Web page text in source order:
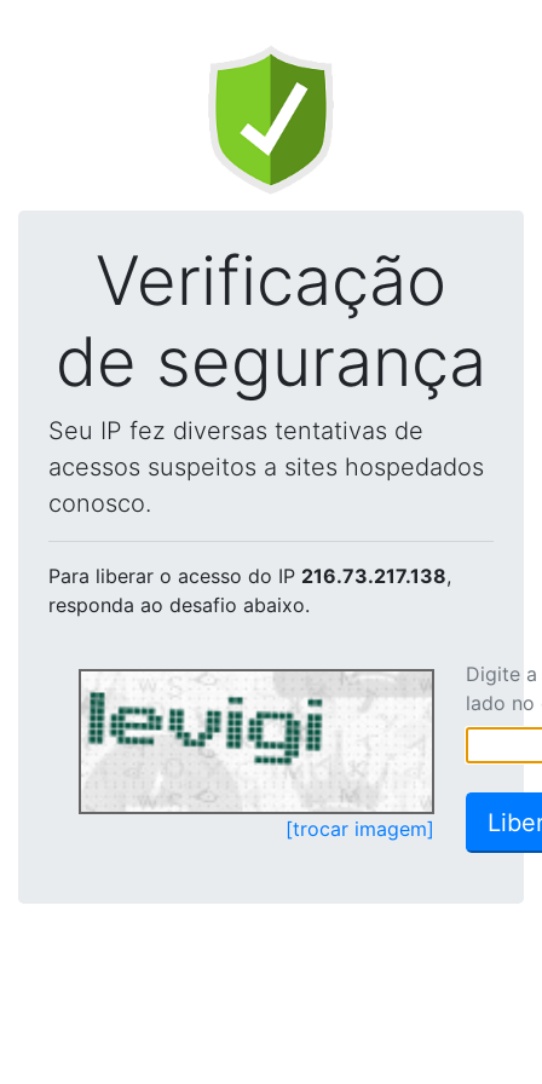
Verificação
de segurança
Seu IP fez diversas tentativas de
acessos suspeitos a sites hospedados
conosco.
Para liberar o acesso do IP 216.73.217.138,
responda ao desafio abaixo.
[trocar imagem]
Digite
lado no